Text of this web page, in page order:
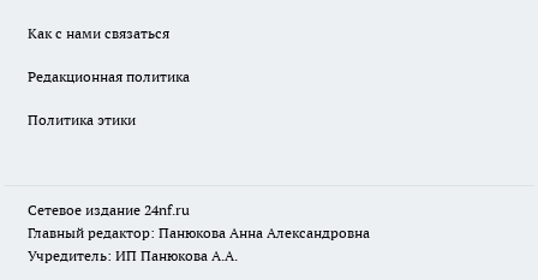
Как с нами связаться
Редакционная политика
Политика этики
Сетевое издание 24nf.ru
Главный редактор: Панюкова Анна Александровна
Учредитель: ИП Панюкова А.А.